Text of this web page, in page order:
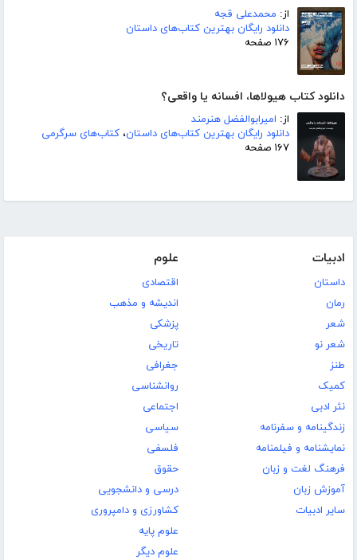
از: محمدعلی قجه
دانلود رایگان بهترین کتاب‌های داستان
۱۷۶ صفحه
دانلود کتاب هیولاها، افسانه یا واقعی؟
از: امیرابوالفضل هنرمند
دانلود رایگان بهترین کتاب‌های داستان، کتاب‌های سرگرمی
۱۶۷ صفحه
ادبیات
داستان
رمان
شعر
شعر نو
طنز
کمیک
نثر ادبی
زندگینامه و سفرنامه
نمایشنامه و فیلمنامه
فرهنگ لغت و زبان
آموزش زبان
سایر ادبیات
علوم
اقتصادی
اندیشه و مذهب
پزشکی
تاریخی
جغرافی
روانشناسی
اجتماعی
سیاسی
فلسفی
حقوق
درسی و دانشجویی
کشاورزی و دامپروری
علوم پایه
علوم دیگر